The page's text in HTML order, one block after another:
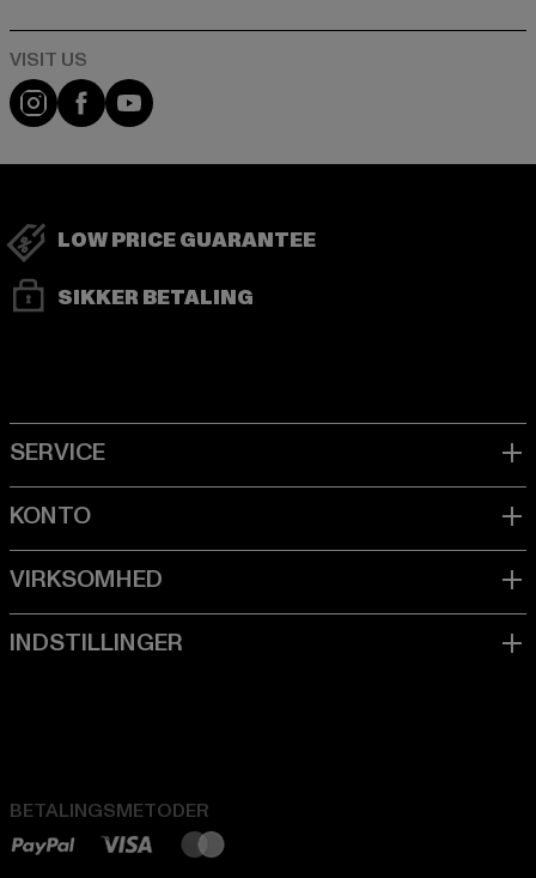
Visit our Instagram page:
Visit our Facebook page:
Visit our YouTube channel:
LOW PRICE GUARANTEE
SIKKER BETALING
BETALINGSMETODER